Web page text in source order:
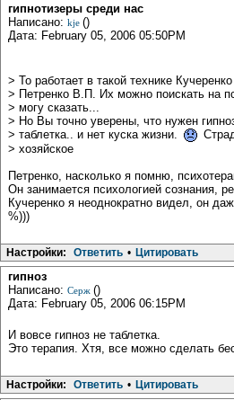
гипнотизеры среди нас
Написано: kje ()
Дата: February 05, 2006 05:50PM
> То работает в такой технике
> Петренко В.П. Их можно поискать на
> могу сказать...
> Но Вы точно уверены, что нужен
> таблетка.. и нет куска жизни.
> хозяйское
Петренко, насколько я помню,
Он занимается психологией сознания,
Кучеренко я неоднократно видел, он
%)))
Настройки: Ответить • Цитировать
гипноз
Написано: Серж ()
Дата: February 05, 2006 06:15PM
И вовсе гипноз не таблетка.
Это терапия. Хтя, все можно сделать
Настройки: Ответить • Цитировать